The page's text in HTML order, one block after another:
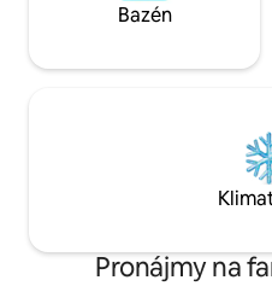
Bazén
Pronájmy na